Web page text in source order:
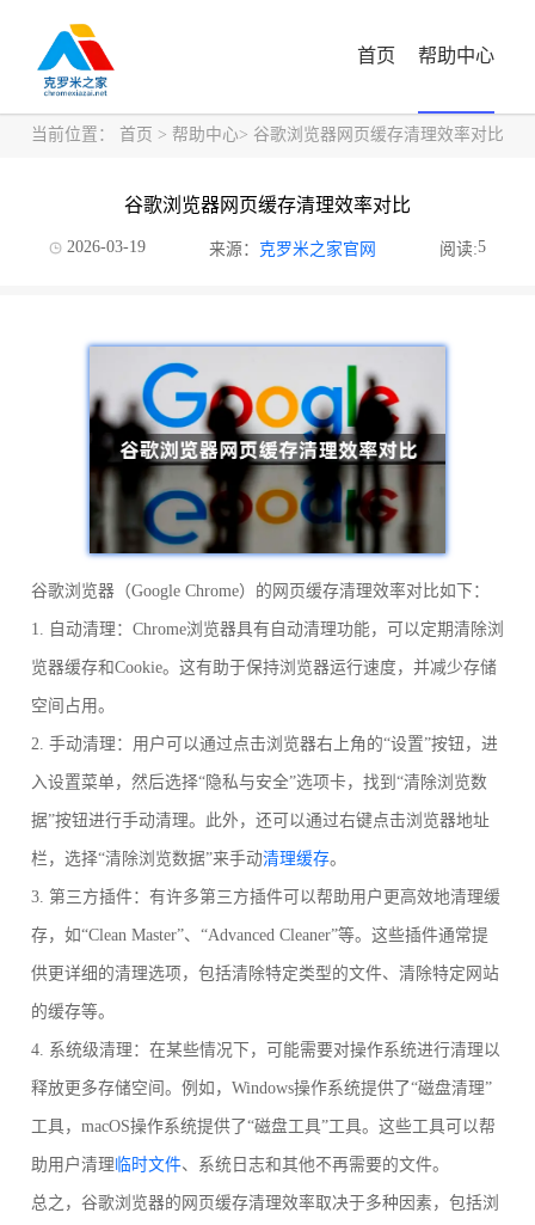
首页 帮助中心
当前位置： 首页 > 帮助中心> 谷歌浏览器网页缓存清理效率对比
谷歌浏览器网页缓存清理效率对比
2026-03-19 来源： 克罗米之家官网 阅读:5
谷歌浏览器（Google Chrome）的网页缓存清理效率对比如下：
1. 自动清理：Chrome浏览器具有自动清理功能，可以定期清除浏
览器缓存和Cookie。这有助于保持浏览器运行速度，并减少存储
空间占用。
2. 手动清理：用户可以通过点击浏览器右上角的“设置”按钮，进
入设置菜单，然后选择“隐私与安全”选项卡，找到“清除浏览数
据”按钮进行手动清理。此外，还可以通过右键点击浏览器地址
栏，选择“清除浏览数据”来手动清理缓存。
3. 第三方插件：有许多第三方插件可以帮助用户更高效地清理缓
存，如“Clean Master”、“Advanced Cleaner”等。这些插件通常提
供更详细的清理选项，包括清除特定类型的文件、清除特定网站
的缓存等。
4. 系统级清理：在某些情况下，可能需要对操作系统进行清理以
释放更多存储空间。例如，Windows操作系统提供了“磁盘清理”
工具，macOS操作系统提供了“磁盘工具”工具。这些工具可以帮
助用户清理 临时文件、系统日志和其他不再需要的文件。
总之，谷歌浏览器的网页缓存清理效率取决于多种因素，包括浏